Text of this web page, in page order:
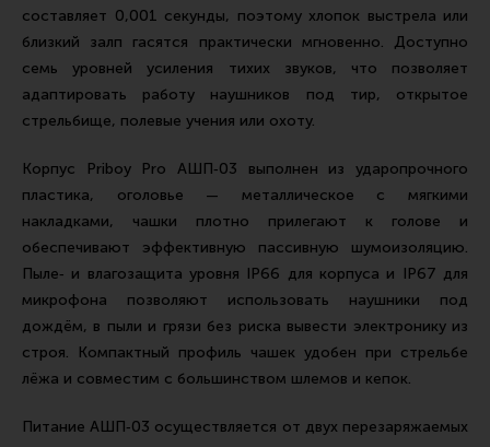
Новости
Обзоры
составляет 0,001 секунды, поэтому хлопок выстрела или
близкий залп гасятся практически мгновенно. Доступно
семь уровней усиления тихих звуков, что позволяет
адаптировать работу наушников под тир, открытое
стрельбище, полевые учения или охоту.
Корпус Priboy Pro АШП‑03 выполнен из ударопрочного
пластика, оголовье — металлическое с мягкими
накладками, чашки плотно прилегают к голове и
обеспечивают эффективную пассивную шумоизоляцию.
Пыле‑ и влагозащита уровня IP66 для корпуса и IP67 для
микрофона позволяют использовать наушники под
дождём, в пыли и грязи без риска вывести электронику из
строя. Компактный профиль чашек удобен при стрельбе
лёжа и совместим с большинством шлемов и кепок.
Питание АШП‑03 осуществляется от двух перезаряжаемых